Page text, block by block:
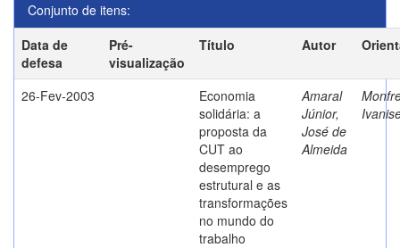
Conjunto de itens:
Data de
defesa
Pré-
visualização
Título Autor
26-Fev-2003
Economia
solidária: a
proposta da
CUT ao
desemprego
estrutural e as
transformações
no mundo do
trabalho
Amaral
Júnior,
José de
Almeida